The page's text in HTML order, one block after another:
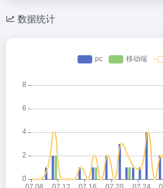
数据统计